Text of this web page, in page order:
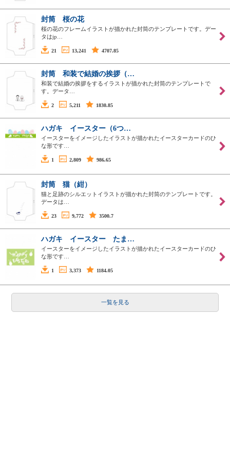
封筒 桜の花
桜の花のフレームイラストが描かれた封筒のテンプレートです。デー
タはjp…
21 13,241 4707.85
封筒 和装で結婚の挨拶（…
和装で結婚の挨拶をするイラストが描かれた封筒のテンプレートで
す。データ…
2 5,211 1830.85
ハガキ イースター（6つ…
イースターをイメージしたイラストが描かれたイースターカードのひ
な形です…
1 2,809 986.65
封筒 猫（紺）
猫と足跡のシルエットイラストが描かれた封筒のテンプレートです。
データは…
23 9,772 3500.7
ハガキ イースター たま…
イースターをイメージしたイラストが描かれたイースターカードのひ
な形です…
1 3,373 1184.05
一覧を見る